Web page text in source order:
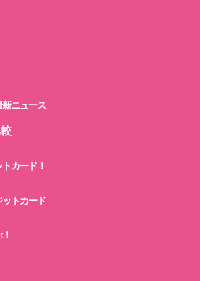
ニュース
カード！
ットカード